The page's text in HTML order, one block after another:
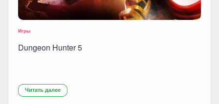
Игры
Dungeon Hunter 5
Читать далее